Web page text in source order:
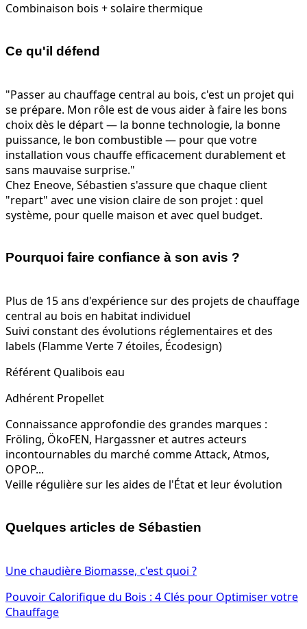
Combinaison bois + solaire thermique
Ce qu'il défend
"Passer au chauffage central au bois, c'est un projet qui
se prépare. Mon rôle est de vous aider à faire les bons
choix dès le départ — la bonne technologie, la bonne
puissance, le bon combustible — pour que votre
installation vous chauffe efficacement durablement et
sans mauvaise surprise."
Chez Eneove, Sébastien s'assure que chaque client
"repart" avec une vision claire de son projet : quel
système, pour quelle maison et avec quel budget.
Pourquoi faire confiance à son avis ?
Plus de 15 ans d'expérience sur des projets de chauffage
central au bois en habitat individuel
Suivi constant des évolutions réglementaires et des
labels (Flamme Verte 7 étoiles, Écodesign)
Référent Qualibois eau
Adhérent Propellet
Connaissance approfondie des grandes marques :
Fröling, ÖkoFEN, Hargassner et autres acteurs
incontournables du marché comme Attack, Atmos,
OPOP...
Veille régulière sur les aides de l'État et leur évolution
Quelques articles de Sébastien
Une chaudière Biomasse, c'est quoi ?
Pouvoir Calorifique du Bois : 4 Clés pour Optimiser votre
Chauffage